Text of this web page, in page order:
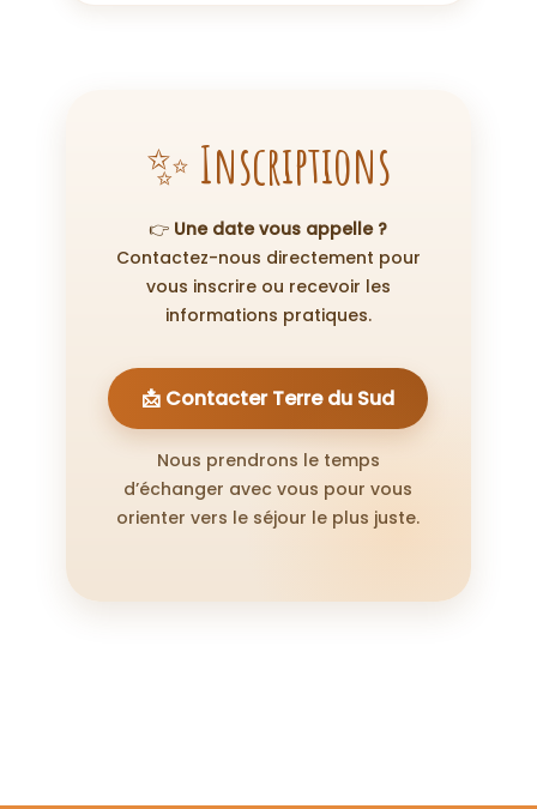
✨ Inscriptions
👉 Une date vous appelle ?
Contactez-nous directement pour
vous inscrire ou recevoir les
informations pratiques.
📩 Contacter Terre du Sud
Nous prendrons le temps
d’échanger avec vous pour vous
orienter vers le séjour le plus juste.